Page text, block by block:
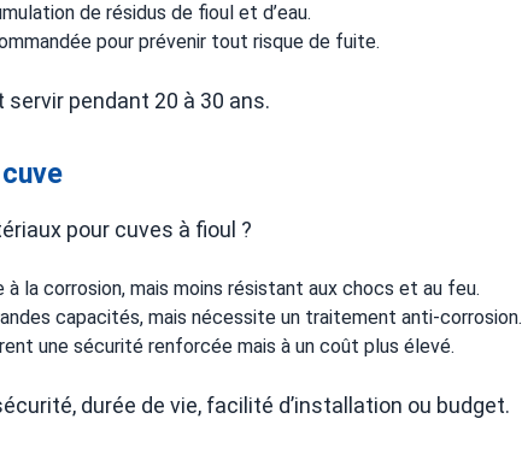
de résidus de fioul et d’eau.
pour prévenir tout risque de fuite.
pendant 20 à 30 ans.
pour cuves à fioul ?
à la corrosion, mais moins résistant aux chocs et au feu.
capacités, mais nécessite un traitement anti-corrosion.
une sécurité renforcée mais à un coût plus élevé.
durée de vie, facilité d’installation ou budget.